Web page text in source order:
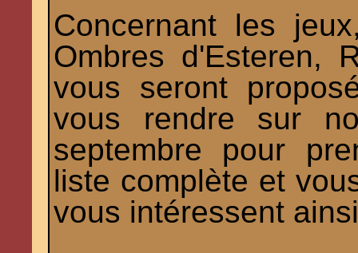
Concernant les
Ombres d'Esteren,
vous seront
vous rendre sur
septembre pour
liste complète et
vous intéressent